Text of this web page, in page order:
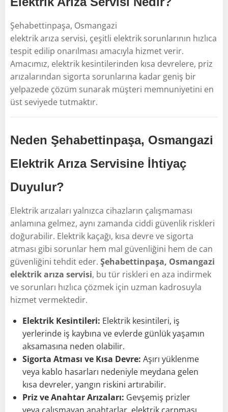
Şehabettinpaşa, Osmangazi
elektrik arıza servisi, çeşitli elektrik sorunlarının hızlıca
tespit edilip onarılması amacıyla hizmet verir.
Amacımız, elektrik kesintilerinden kısa devrelere, priz
arızalarından sigorta sorunlarına kadar geniş bir
yelpazede çözüm sunarak müşteri memnuniyetini en
üst seviyede tutmaktır.
Neden Şehabettinpaşa, Osmangazi
Elektrik Arıza Servisine İhtiyaç
Duyulur?
Elektrik arızaları yalnızca cihazların çalışmaması
anlamına gelmez, aynı zamanda ciddi güvenlik riskleri
doğurabilir. Elektrik kaçağı, kısa devre ve sigorta
atması gibi sorunlar hem mal güvenliğini hem de can
güvenliğini tehdit eder. Şehabettinpaşa, Osmangazi
elektrik arıza servisi, bu tür riskleri en aza indirmek
ve sorunları hızlıca çözmek için uzman kadrosuyla
hizmet vermektedir.
Elektrik Kesintileri: Elektrik kesintileri, iş
yerlerinde iş kaybına ve evlerde günlük yaşamın
aksamasına neden olabilir.
Sigorta Atması ve Kısa Devre: Aşırı yüklenme
veya kablo hasarları nedeniyle meydana gelen
kısa devreler, yangın riskini artırabilir.
Priz ve Anahtar Arızaları: Gevşemiş prizler